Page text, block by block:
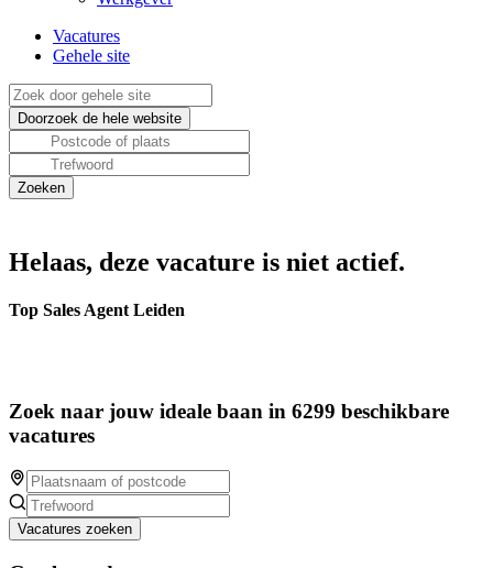
Vacatures
Gehele site
Helaas, deze vacature is niet actief.
Top Sales Agent Leiden
Zoek naar jouw ideale baan in 6299 beschikbare
vacatures
Vacatures zoeken